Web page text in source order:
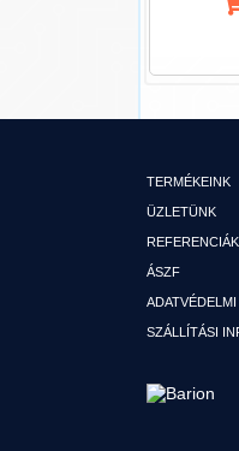
TERMÉKEINK
ÜZLETÜNK
REFERENCIÁK
ÁSZF
SZÁLLÍTÁSI